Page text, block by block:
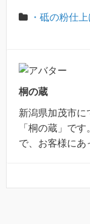
・砥の粉仕
桐の蔵
新潟県加茂市に
「桐の蔵」で
で、お客様にあ